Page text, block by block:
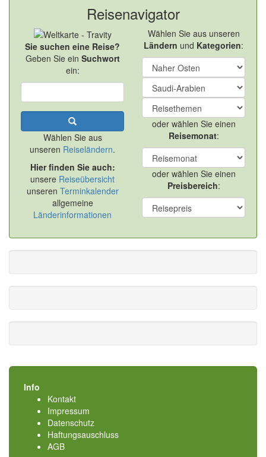
Reisenavigator
Sie suchen eine Reise?
Geben Sie ein Suchwort
ein:
Wählen Sie aus
unseren Reiseländern.
Hier finden Sie auch:
unsere Reiseübersicht
unseren Terminkalender
allgemeine
Länderinformationen
Wählen Sie aus unseren
Ländern und Kategorien:
oder wählen Sie einen
Reisemonat:
oder wählen Sie einen
Preisbereich:
Info
Kontakt
Impressum
Datenschutz
Haftungsauschluss
AGB